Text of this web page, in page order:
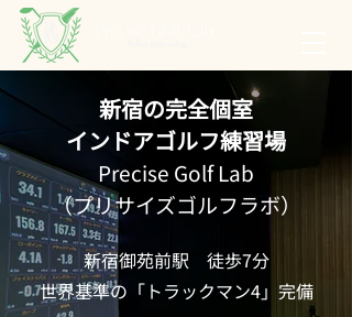
新宿の完全個室
インドアゴルフ練習場
Precise Golf Lab
（プリサイズゴルフラボ）
新宿御苑前駅 徒歩7分
世界基準の「トラックマン4」完備